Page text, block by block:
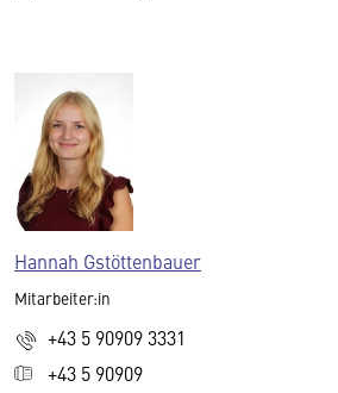
Hannah Gstöttenbauer
Mitarbeiter:in
+43 5 90909 3331
+43 5 90909